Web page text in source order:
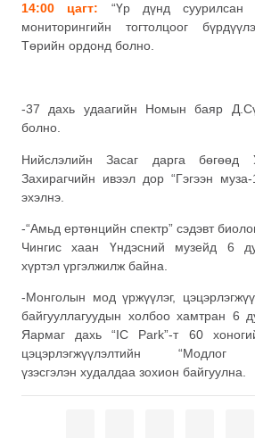
14:00 цагт: “Үр дүнд суурилсан
мониторингийн тогтолцоог
Төрийн ордонд болно.
-37 дахь удаагийн Номын баяр
болно.
Нийслэлийн Засаг дарга бөгөөд
Захирагчийн ивээл дор “Гэгээн
эхэлнэ.
-“Амьд ертөнцийн спектр” сэдэвт
Чингис хаан Үндэсний музейд 6
хүртэл үргэлжилж байна.
-Монголын мод үржүүлэг,
байгууллагуудын холбоо хамтран 6
Яармаг дахь “IC Park”-т 60
цэцэрлэгжүүлэлтийн
үзэсгэлэн худалдаа зохион байгуулна.